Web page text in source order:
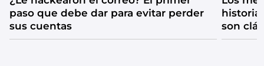
paso que debe dar para evitar perder
sus cuentas
historia
son